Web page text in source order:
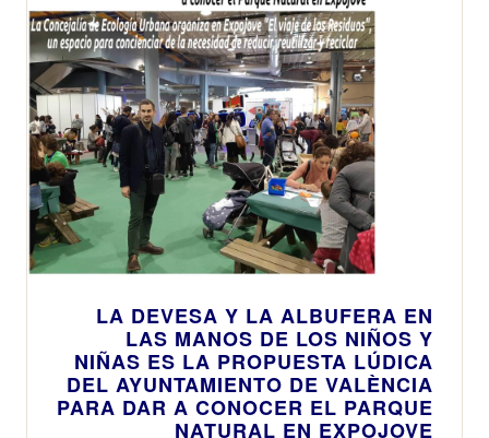
LA DEVESA Y LA ALBUFERA EN
LAS MANOS DE LOS NIÑOS Y
NIÑAS ES LA PROPUESTA LÚDICA
DEL AYUNTAMIENTO DE VALÈNCIA
PARA DAR A CONOCER EL PARQUE
NATURAL EN EXPOJOVE